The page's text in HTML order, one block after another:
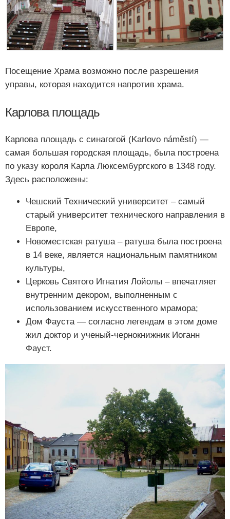
Посещение Храма возможно после разрешения
управы, которая находится напротив храма.
Карлова площадь
Карлова площадь с синагогой (Karlovo náměstí) —
самая большая городская площадь, была построена
по указу короля Карла Люксембургского в 1348 году.
Здесь расположены:
Чешский Технический университет – самый
старый университет технического направления в
Европе,
Новоместская ратуша – ратуша была построена
в 14 веке, является национальным памятником
культуры,
Церковь Святого Игнатия Лойолы – впечатляет
внутренним декором, выполненным с
использованием искусственного мрамора;
Дом Фауста — согласно легендам в этом доме
жил доктор и ученый-чернокнижник Иоганн
Фауст.